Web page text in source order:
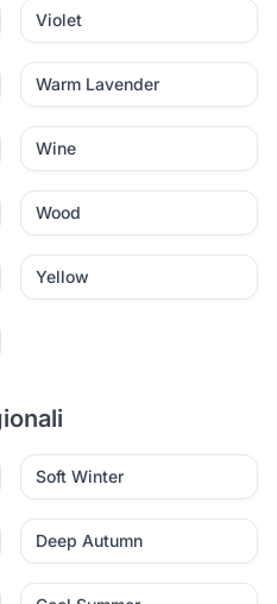
Violet
Warm Lavender
Wine
Wood
Yellow
Soft Winter
Deep Autumn